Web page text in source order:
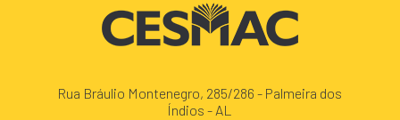
Rua Bráulio Montenegro, 285/286 - Palmeira dos
Índios - AL